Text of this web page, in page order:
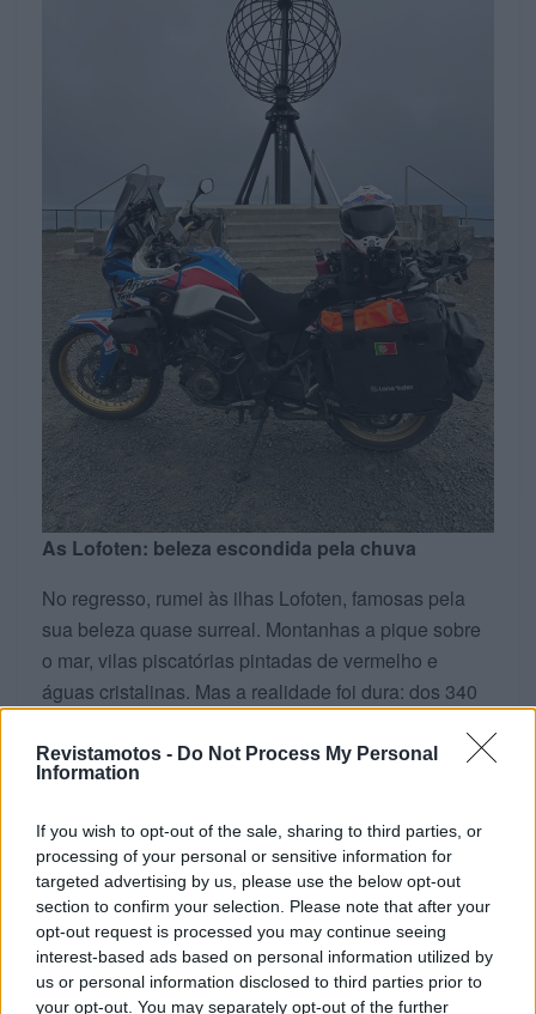
Revistamotos - Do Not Process My Personal
Information
If you wish to opt-out of the sale, sharing to third parties, or
processing of your personal or sensitive information for
targeted advertising by us, please use the below opt-out
section to confirm your selection. Please note that after your
opt-out request is processed you may continue seeing
interest-based ads based on personal information utilized by
us or personal information disclosed to third parties prior to
your opt-out. You may separately opt-out of the further
As Lofoten: beleza escondida pela chuva
No regresso, rumei às ilhas Lofoten, famosas pela
sua beleza quase surreal. Montanhas a pique sobre
o mar, vilas piscatórias pintadas de vermelho e
águas cristalinas. Mas a realidade foi dura: dos 340
chuva intensa e nevoeiro cerrado. Grande parte da
paisagem ficou escondida, mas nas breves aberturas
lugares mais bonitos do planeta.